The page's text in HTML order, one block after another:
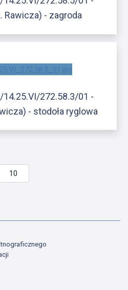
Rawicza) - zagroda
14.25.VI/272.58.3/01 -
- stodoła ryglowa
strony
do poprzedniej strony